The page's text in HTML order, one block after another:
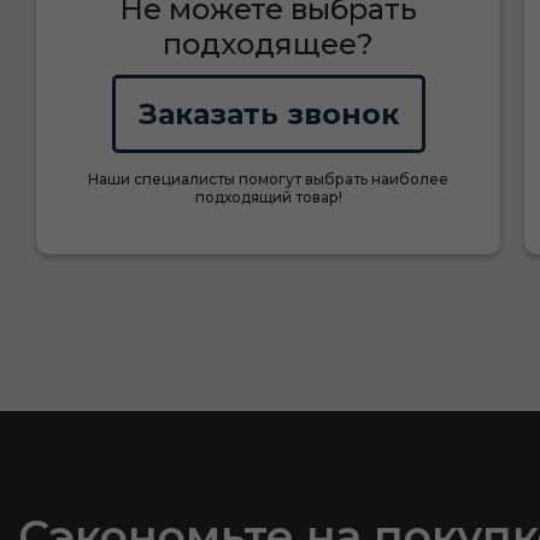
Не можете выбрать
подходящее?
Заказать звонок
Наши специалисты помогут выбрать наиболее
подходящий товар!